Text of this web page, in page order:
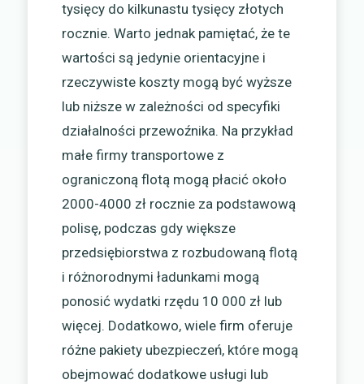
tysięcy do kilkunastu tysięcy złotych
rocznie. Warto jednak pamiętać, że te
wartości są jedynie orientacyjne i
rzeczywiste koszty mogą być wyższe
lub niższe w zależności od specyfiki
działalności przewoźnika. Na przykład
małe firmy transportowe z
ograniczoną flotą mogą płacić około
2000-4000 zł rocznie za podstawową
polisę, podczas gdy większe
przedsiębiorstwa z rozbudowaną flotą
i różnorodnymi ładunkami mogą
ponosić wydatki rzędu 10 000 zł lub
więcej. Dodatkowo, wiele firm oferuje
różne pakiety ubezpieczeń, które mogą
obejmować dodatkowe usługi lub